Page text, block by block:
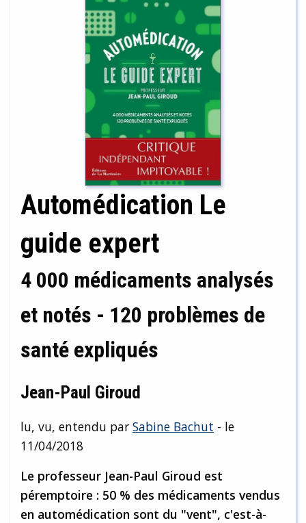
Automédication Le
guide expert
4 000 médicaments analysés
et notés - 120 problèmes de
santé expliqués
Jean-Paul Giroud
lu, vu, entendu par Sabine Bachut - le
11/04/2018
Le professeur Jean-Paul Giroud est
péremptoire : 50 % des médicaments vendus
en automédication sont du "vent", c'est-à-